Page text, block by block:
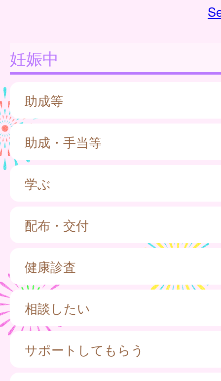
妊娠中
助成等
助成・手当等
学ぶ
配布・交付
健康診査
相談したい
サポートしてもらう